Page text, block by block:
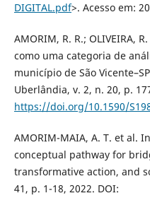
DIGITAL.pdf>. Acesso em:
AMORIM, R. R.; OLIVEIRA,
como uma categoria de
município de São
Uberlândia, v. 2, n. 20, p.
https://doi.org/10.1590/
AMORIM-MAIA, A. T. et al.
conceptual pathway for
transformative action, and
41, p. 1-18, 2022. DOI: